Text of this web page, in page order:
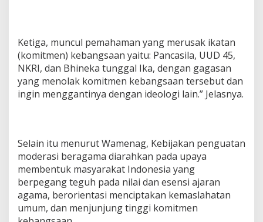
Ketiga, muncul pemahaman yang merusak ikatan
(komitmen) kebangsaan yaitu: Pancasila, UUD 45,
NKRI, dan Bhineka tunggal Ika, dengan gagasan
yang menolak komitmen kebangsaan tersebut dan
ingin menggantinya dengan ideologi lain.” Jelasnya.
Selain itu menurut Wamenag, Kebijakan penguatan
moderasi beragama diarahkan pada upaya
membentuk masyarakat Indonesia yang
berpegang teguh pada nilai dan esensi ajaran
agama, berorientasi menciptakan kemaslahatan
umum, dan menjunjung tinggi komitmen